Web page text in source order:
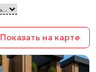
Показать на карте